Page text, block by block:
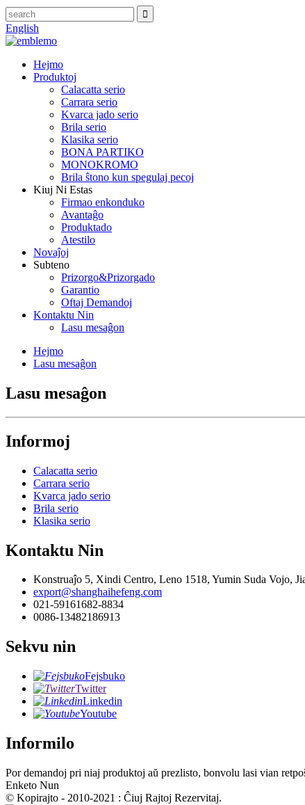
English
Hejmo
Produktoj
Calacatta serio
Carrara serio
Kvarca jado serio
Brila serio
Klasika serio
BONA PARTIKO
MONOKROMO
Brila ŝtono kun spegulaj pecoj
Kiuj Ni Estas
Firmao enkonduko
Avantaĝo
Produktado
Atestilo
Novaĵoj
Subteno
Prizorgo&Prizorgado
Garantio
Oftaj Demandoj
Kontaktu Nin
Lasu mesaĝon
Hejmo
Lasu mesaĝon
Lasu mesaĝon
Informoj
Calacatta serio
Carrara serio
Kvarca jado serio
Brila serio
Klasika serio
Kontaktu Nin
Konstruaĵo 5, Xindi Centro, Leno 1518, Yumin Suda Vojo,
export@shanghaihefeng.com
021-59161682-8834
0086-13482186913
Sekvu nin
Fejsbuko
Twitter
Linkedin
Youtube
Informilo
Por demandoj pri niaj produktoj aŭ prezlisto, bonvolu lasi vian
Enketo Nun
© Kopirajto - 2010-2021 : Ĉiuj Rajtoj Rezervitaj.